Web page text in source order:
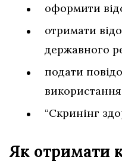
оформити
отримати
державного
подати
“Скринінг
Як отримати